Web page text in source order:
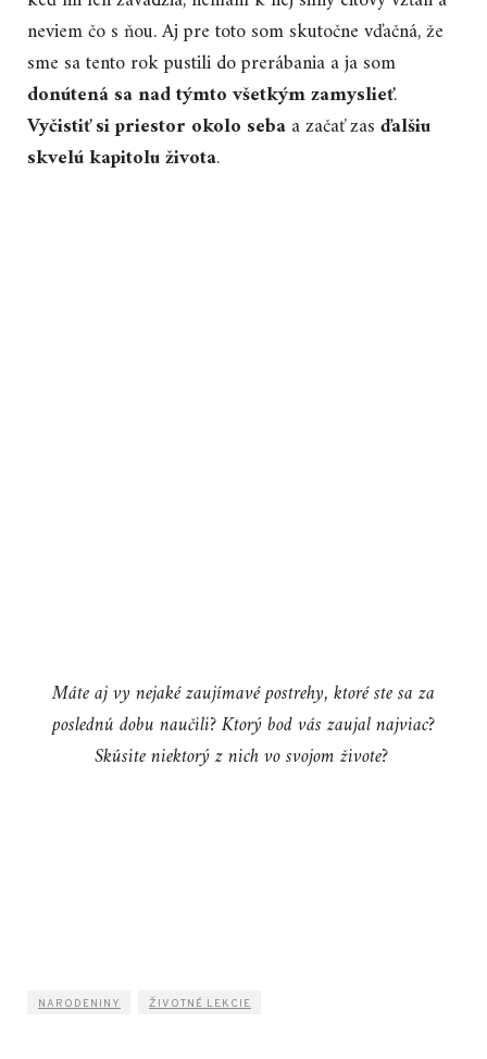
neviem čo s ňou. Aj pre toto som skutočne vďačná, že
sme sa tento rok pustili do prerábania a ja som
donútená sa nad týmto všetkým zamyslieť.
Vyčistiť si priestor okolo sebaa začať zasďalšiu
skvelú kapitolu života.
Máte aj vy nejaké zaujímavé postrehy, ktoré ste sa za
poslednú dobu naučili? Ktorý bod vás zaujal najviac?
Skúsite niektorý z nich vo svojom živote?
NARODENINY ŽIVOTNÉ LEKCIE